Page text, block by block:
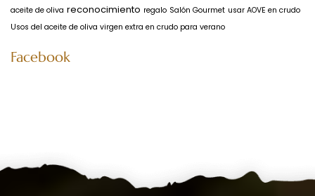
aceite de oliva reconocimiento regalo Salón Gourmet usar AOVE en crudo
Usos del aceite de oliva virgen extra en crudo para verano
Facebook